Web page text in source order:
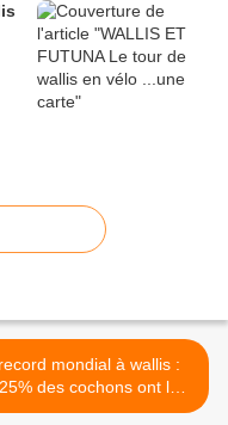
record mondial à wallis :
25% des cochons ont la
brucellose >